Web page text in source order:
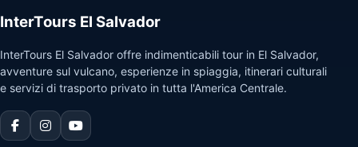
InterTours El Salvador
InterTours El Salvador offre indimenticabili tour in El Salvador,
avventure sul vulcano, esperienze in spiaggia, itinerari culturali
e servizi di trasporto privato in tutta l'America Centrale.